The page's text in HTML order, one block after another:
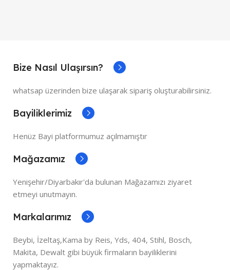
Bize Nasıl Ulaşırsın?
whatsap üzerinden bize ulaşarak sipariş oluşturabilirsiniz.
Bayiliklerimiz
Henüz Bayi platformumuz açılmamıştır
Mağazamız
Yenişehir/Diyarbakır'da bulunan Mağazamızı ziyaret
etmeyi unutmayın.
Markalarımız
Beybi, İzeltaş,Kama by Reis, Yds, 404, Stihl, Bosch,
Makita, Dewalt gibi büyük firmaların bayiliklerini
yapmaktayız.